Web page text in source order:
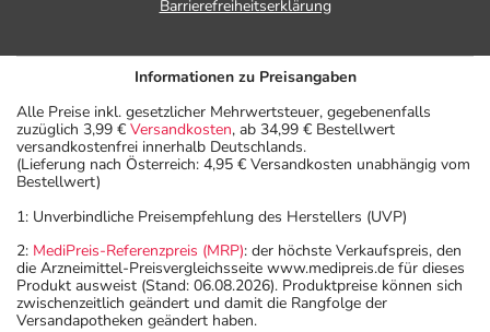
Personen Einzeldosis Gesamtdosis
Bei
schweren
Formen:
Erwachsene 1 Kapsel 2-mal täglich
Anwendungshinweise
Die Gesamtdosis sollte nicht ohne Rücksprache mit
einem Arzt oder Apotheker überschritten werden.
Barrierefreiheitserklärung
Informationen zu Preisangaben
Alle Preise inkl. gesetzlicher Mehrwertsteuer, gegebenenfalls
zuzüglich 3,99 € Versandkosten, ab 34,99 € Bestellwert
versandkostenfrei innerhalb Deutschlands.
(Lieferung nach Österreich: 4,95 € Versandkosten unabhängig vom
Bestellwert)
1: Unverbindliche Preisempfehlung des Herstellers (UVP)
2: MediPreis-Referenzpreis (MRP): der höchste Verkaufspreis, den
die Arzneimittel-Preisvergleichsseite www.medipreis.de für dieses
Produkt ausweist (Stand: 06.08.2026). Produktpreise können sich
zwischenzeitlich geändert und damit die Rangfolge der
Versandapotheken geändert haben.